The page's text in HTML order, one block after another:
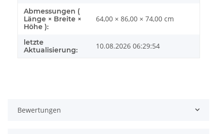
Abmessungen (
Länge × Breite ×
Höhe ):
64,00 × 86,00 × 74,00 cm
letzte
Aktualisierung:
10.08.2026 06:29:54
Bewertungen